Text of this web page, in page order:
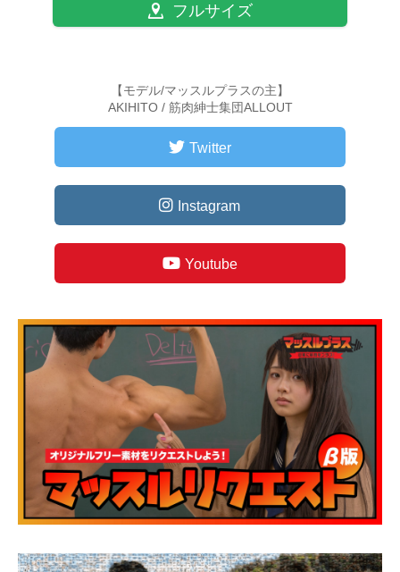
フルサイズ
【モデル/マッスルプラスの主】
AKIHITO / 筋肉紳士集団ALLOUT
Twitter
Instagram
Youtube